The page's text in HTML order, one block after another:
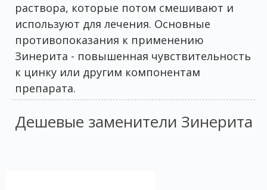
раствора, которые потом смешивают и
используют для лечения. Основные
противопоказания к применению
Зинерита - повышенная чувствительность
к цинку или другим компонентам
препарата.
Дешевые заменители Зинерита